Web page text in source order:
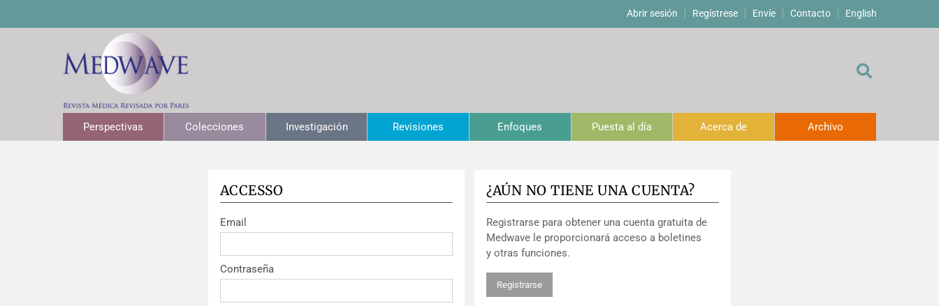
Abrir sesión Regístrese Envíe Contacto English
Perspectivas Colecciones Investigación Revisiones Enfoques Puesta al día Acerca de Archivo
ACCESSO
Email
Contraseña
¿AÚN NO TIENE UNA CUENTA?
Registrarse para obtener una cuenta gratuita de
Medwave le proporcionará acceso a boletines
y otras funciones.
Registrarse